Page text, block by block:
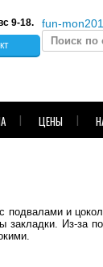
9-18.
fun-
ЦЕНЫ
и
Из-за